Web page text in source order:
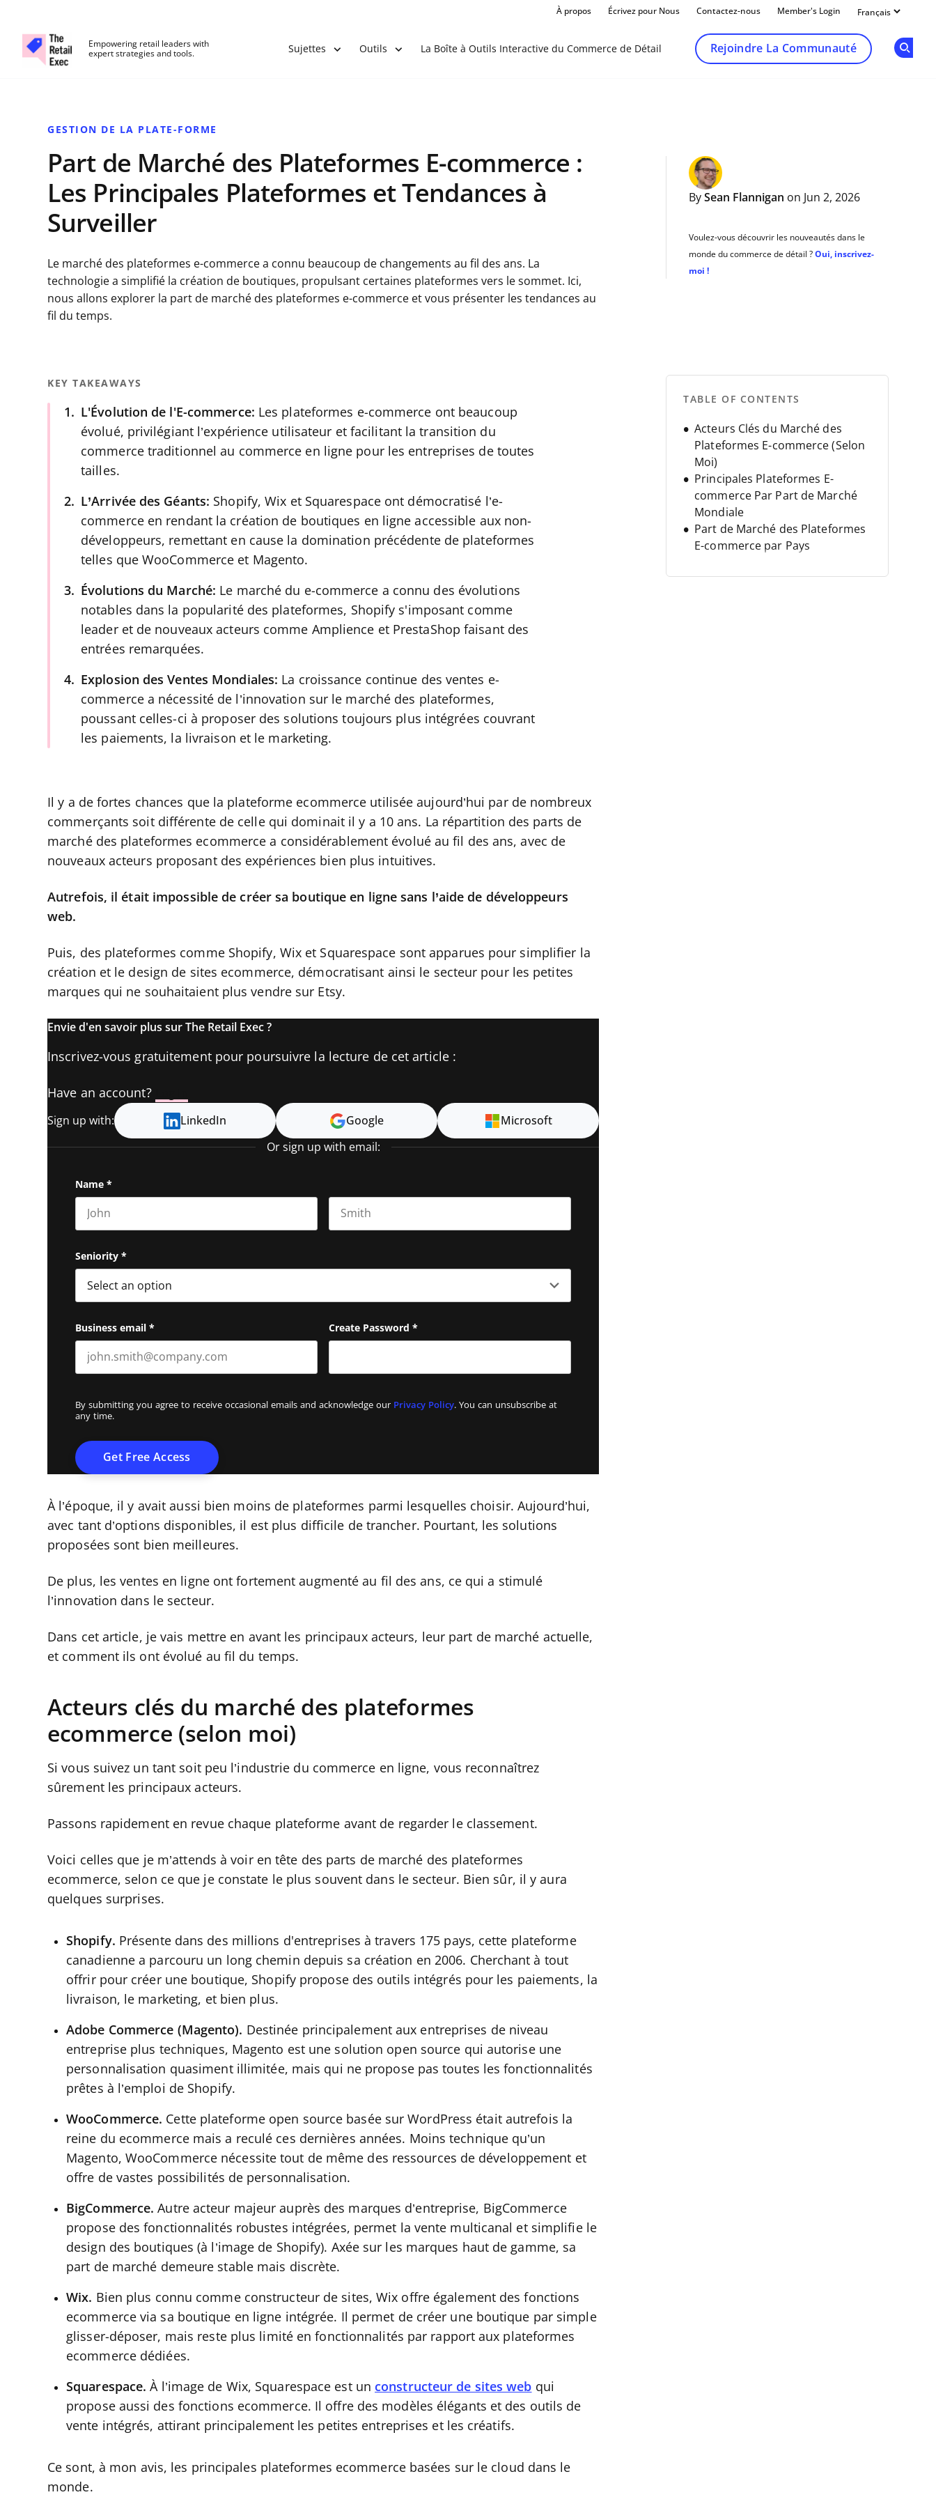
À propos Écrivez pour Nous Contactez-nous Member's Login
Empowering retail leaders with
expert strategies and tools.
Sujettes Outils La Boîte à Outils Interactive du Commerce de Détail Rejoindre La Communauté
GESTION DE LA PLATE-FORME
Part de Marché des Plateformes E-commerce :
Les Principales Plateformes et Tendances à
Surveiller
By Sean Flannigan on Jun 2, 2026
Voulez-vous découvrir les nouveautés dans le
monde du commerce de détail ? Oui, inscrivez-
moi !
Le marché des plateformes e-commerce a connu beaucoup de changements au fil des ans. La
technologie a simplifié la création de boutiques, propulsant certaines plateformes vers le sommet. Ici,
nous allons explorer la part de marché des plateformes e-commerce et vous présenter les tendances au
fil du temps.
KEY TAKEAWAYS
L'Évolution de l'E-commerce: Les plateformes e-commerce ont beaucoup
évolué, privilégiant l’expérience utilisateur et facilitant la transition du
commerce traditionnel au commerce en ligne pour les entreprises de toutes
tailles.
L’Arrivée des Géants: Shopify, Wix et Squarespace ont démocratisé l’e-
commerce en rendant la création de boutiques en ligne accessible aux non-
développeurs, remettant en cause la domination précédente de plateformes
telles que WooCommerce et Magento.
Évolutions du Marché: Le marché du e-commerce a connu des évolutions
notables dans la popularité des plateformes, Shopify s'imposant comme
leader et de nouveaux acteurs comme Amplience et PrestaShop faisant des
entrées remarquées.
Explosion des Ventes Mondiales: La croissance continue des ventes e-
commerce a nécessité de l’innovation sur le marché des plateformes,
poussant celles-ci à proposer des solutions toujours plus intégrées couvrant
les paiements, la livraison et le marketing.
Il y a de fortes chances que la plateforme ecommerce utilisée aujourd’hui par de nombreux
commerçants soit différente de celle qui dominait il y a 10 ans. La répartition des parts de
marché des plateformes ecommerce a considérablement évolué au fil des ans, avec de
nouveaux acteurs proposant des expériences bien plus intuitives.
Autrefois, il était impossible de créer sa boutique en ligne sans l’aide de développeurs
web.
Puis, des plateformes comme Shopify, Wix et Squarespace sont apparues pour simplifier la
création et le design de sites ecommerce, démocratisant ainsi le secteur pour les petites
marques qui ne souhaitaient plus vendre sur Etsy.
Envie d'en savoir plus sur The Retail Exec ?
Inscrivez-vous gratuitement pour poursuivre la lecture de cet article :
Have an account?
Sign up with: LinkedIn Google Microsoft
Or sign up with email:
Name *
Seniority *
Business email * Create Password *
By submitting you agree to receive occasional emails and acknowledge our Privacy Policy. You can unsubscribe at
any time.
À l’époque, il y avait aussi bien moins de plateformes parmi lesquelles choisir. Aujourd’hui,
avec tant d’options disponibles, il est plus difficile de trancher. Pourtant, les solutions
proposées sont bien meilleures.
De plus, les ventes en ligne ont fortement augmenté au fil des ans, ce qui a stimulé
l’innovation dans le secteur.
Dans cet article, je vais mettre en avant les principaux acteurs, leur part de marché actuelle,
et comment ils ont évolué au fil du temps.
Acteurs clés du marché des plateformes
ecommerce (selon moi)
Si vous suivez un tant soit peu l’industrie du commerce en ligne, vous reconnaîtrez
sûrement les principaux acteurs.
Passons rapidement en revue chaque plateforme avant de regarder le classement.
Voici celles que je m’attends à voir en tête des parts de marché des plateformes
ecommerce, selon ce que je constate le plus souvent dans le secteur. Bien sûr, il y aura
quelques surprises.
Shopify. Présente dans des millions d'entreprises à travers 175 pays, cette plateforme
canadienne a parcouru un long chemin depuis sa création en 2006. Cherchant à tout
offrir pour créer une boutique, Shopify propose des outils intégrés pour les paiements, la
livraison, le marketing, et bien plus.
Adobe Commerce (Magento). Destinée principalement aux entreprises de niveau
entreprise plus techniques, Magento est une solution open source qui autorise une
personnalisation quasiment illimitée, mais qui ne propose pas toutes les fonctionnalités
prêtes à l’emploi de Shopify.
WooCommerce. Cette plateforme open source basée sur WordPress était autrefois la
reine du ecommerce mais a reculé ces dernières années. Moins technique qu’un
Magento, WooCommerce nécessite tout de même des ressources de développement et
offre de vastes possibilités de personnalisation.
BigCommerce. Autre acteur majeur auprès des marques d’entreprise, BigCommerce
propose des fonctionnalités robustes intégrées, permet la vente multicanal et simplifie le
design des boutiques (à l’image de Shopify). Axée sur les marques haut de gamme, sa
part de marché demeure stable mais discrète.
Wix. Bien plus connu comme constructeur de sites, Wix offre également des fonctions
ecommerce via sa boutique en ligne intégrée. Il permet de créer une boutique par simple
glisser-déposer, mais reste plus limité en fonctionnalités par rapport aux plateformes
ecommerce dédiées.
Squarespace. À l’image de Wix, Squarespace est un constructeur de sites web qui
propose aussi des fonctions ecommerce. Il offre des modèles élégants et des outils de
vente intégrés, attirant principalement les petites entreprises et les créatifs.
Ce sont, à mon avis, les principales plateformes ecommerce basées sur le cloud dans le
monde.
TABLE OF CONTENTS
Acteurs Clés du Marché des
Plateformes E-commerce (Selon
Moi)
Principales Plateformes E-
commerce Par Part de Marché
Mondiale
Part de Marché des Plateformes
E-commerce par Pays
Préférées